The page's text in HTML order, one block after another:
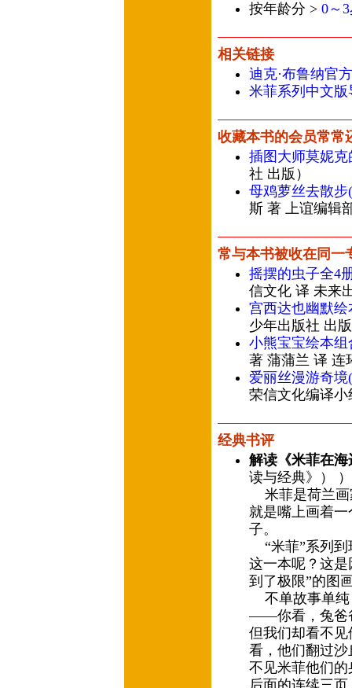
按年龄分 > 0～
相关链接
迪克·布鲁纳官
米菲系列中文版
收藏本书的会员常常
插图大师莫妮
社 出版）
母鸡萝丝去散
斯 著 上谊编辑
常与本书被收在同一
摇摆的虫子全4
信文化 译 未来
宫西达也幽默绘
少年出版社 出
小熊宝宝绘本组
著 蒲蒲兰 译 连
爱丽丝漫游奇境
荣信文化编译
经典书评
解读《米菲在
读与经典》） ）
米菲是荷兰画
就是嘴上画着
子。
“米菲”系列到
这一本呢？这
到了极限”的图
不单故事单纯
——你看，兔爸
但我们却看不
看，他们翻过
不见米菲他们
后面的连续三